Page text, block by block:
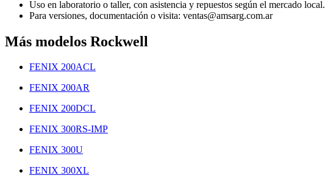
Uso en laboratorio o taller, con asistencia y repuestos según el mercado local.
Para versiones, documentación o visita: ventas@amsarg.com.ar
Más modelos Rockwell
FENIX 200ACL
FENIX 200AR
FENIX 200DCL
FENIX 300RS-IMP
FENIX 300U
FENIX 300XL